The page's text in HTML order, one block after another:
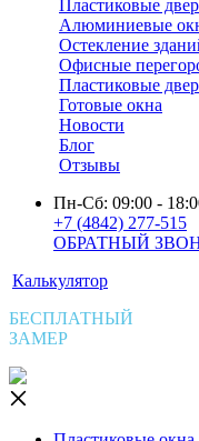
Пластиковые
Алюминиевые
Остекление
Офисные
Пластиковые
Готовые окна
Новости
Блог
Отзывы
Пн-Сб: 09:00 -
+7 (4842) 277-515
ОБРАТНЫЙ
Калькулятор
БЕСПЛАТНЫЙ
ЗАМЕР